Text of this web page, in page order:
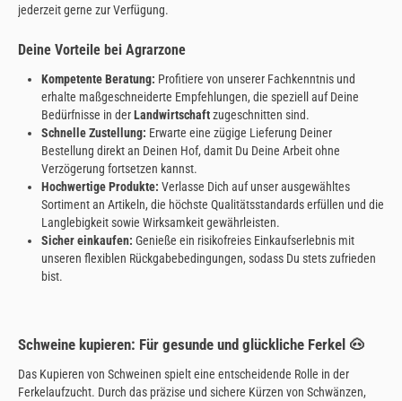
jederzeit gerne zur Verfügung.
Deine Vorteile bei Agrarzone
Kompetente Beratung: Profitiere von unserer Fachkenntnis und
erhalte maßgeschneiderte Empfehlungen, die speziell auf Deine
Bedürfnisse in derLandwirtschaftzugeschnitten sind.
Schnelle Zustellung: Erwarte eine zügige Lieferung Deiner
Bestellung direkt an Deinen Hof, damit Du Deine Arbeit ohne
Verzögerung fortsetzen kannst.
Hochwertige Produkte: Verlasse Dich auf unser ausgewähltes
Sortiment an Artikeln, die höchste Qualitätsstandards erfüllen und die
Langlebigkeit sowie Wirksamkeit gewährleisten.
Sicher einkaufen: Genieße ein risikofreies Einkaufserlebnis mit
unseren flexiblen Rückgabebedingungen, sodass Du stets zufrieden
bist.
Schweine kupieren: Für gesunde und glückliche Ferkel 🐽
Das Kupieren von Schweinen spielt eine entscheidende Rolle in der
Ferkelaufzucht. Durch das präzise und sichere Kürzen von Schwänzen,